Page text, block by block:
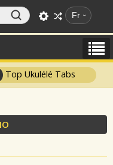
Fr
Top Ukulélé Tabs